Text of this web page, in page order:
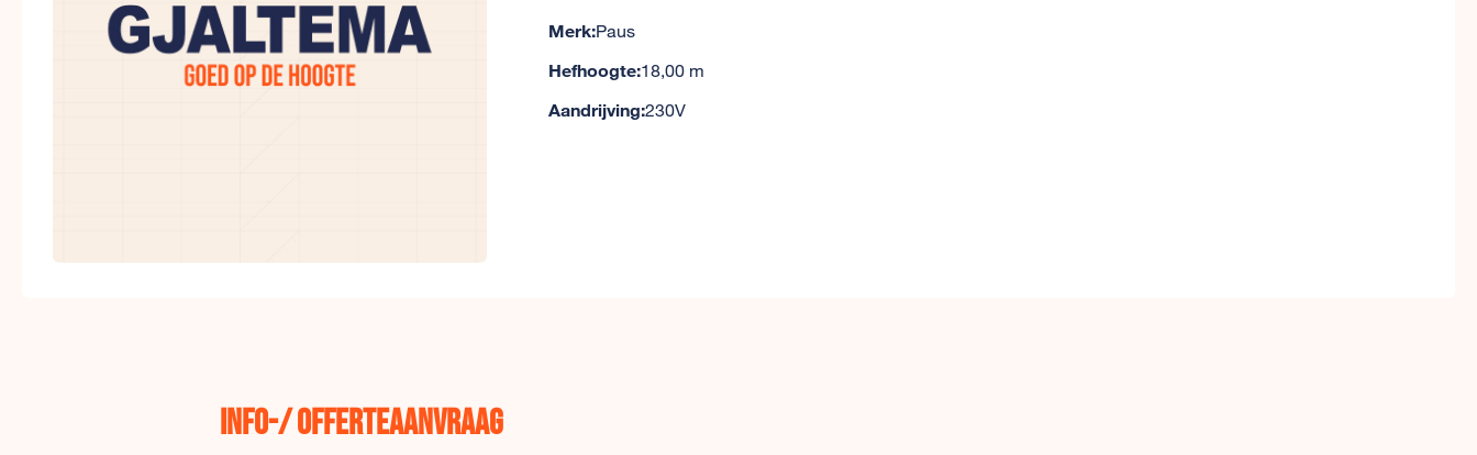
Merk:Paus
Hefhoogte:18,00 m
Aandrijving:230V
Info-/ offerteaanvraag